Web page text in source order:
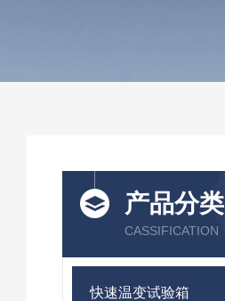
产品分类
CASSIFICATION
快速温变试验箱